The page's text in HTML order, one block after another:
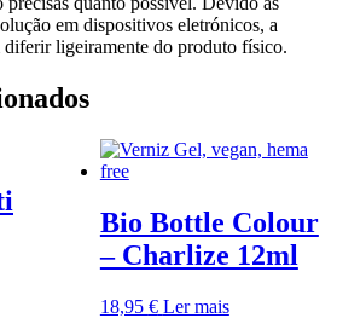
em dispositivos eletrónicos, a
diferir ligeiramente do produto físico.
Bio Bottle Colour
– Charlize 12ml
18,95 € Ler mais